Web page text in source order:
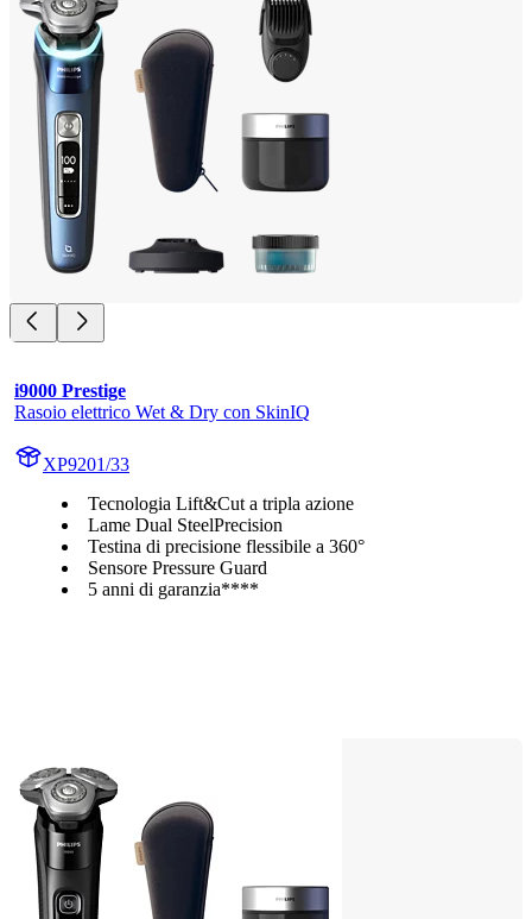
i9000 Prestige
Rasoio elettrico Wet & Dry con SkinIQ
XP9201/33
Tecnologia Lift&Cut a tripla azione
Lame Dual SteelPrecision
Testina di precisione flessibile a 360°
Sensore Pressure Guard
5 anni di garanzia****